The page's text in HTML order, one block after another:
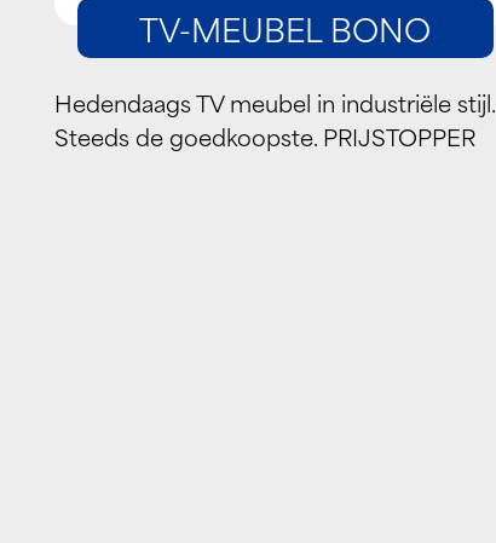
TV-MEUBEL BONO
Hedendaags TV meubel in industriële stijl.
Steeds de goedkoopste. PRIJSTOPPER